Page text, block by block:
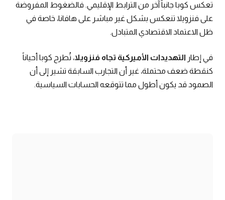
تعكس كوبا جانباً آخر من الترابط الإقليمي. فالضغوط المفروضة
على فنزويلا تنعكس بشكل غير مباشر على هافانا، خاصة في
ظل الاعتماد الاقتصادي المتبادل.
في إطار التهديدات الأميركية تجاه فنزويلا، تُطرح كوبا أحياناً
كنقطة ضعف محتملة، غير أن التجارب السابقة تشير إلى أن
الصمود قد يكون أطول مما تتوقعه الحسابات السياسية.